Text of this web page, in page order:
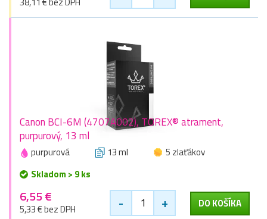
Canon BCI-6M (4707A002), TOREX® atrament,
purpurový, 13 ml
purpurová 13 ml
5 zlaťákov
Skladom > 9 ks
6,55 €
5,33 € bez DPH - + DO KOŠÍKA